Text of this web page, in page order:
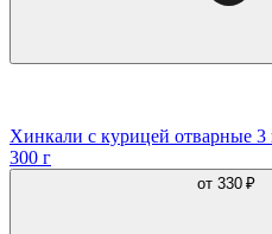
Хинкали с курицей отварные
300 г
от 330 ₽